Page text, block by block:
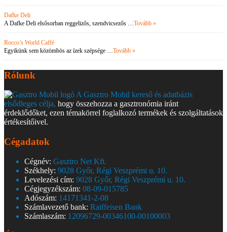
Dafke Deli
A Dafke Deli elsősorban reggelizős, szendvicsezős …Tovább »
Rocco’s World Caffé
Egyikünk sem közömbös az ízek szépsége …Tovább »
Rólunk
A Gasztro Mobil kereső és adatbázis
elsődleges célja, hogy összehozza a gasztronómia iránt
érdeklődőket, ezen témakörrel foglalkozó termékek és szolgáltatások
értékesítőivel.
Cégadatok
Cégnév: Gasztro Net Kft.
Székhely: 9028 Győr, Régi Veszprémi u. 10.
Levelezési cím: 9028 Győr, Régi Veszprémi u. 10.
Cégjegyzékszám: 08-09-015785
Adószám: 14171341-2-08
Számlavezető bank: Raiffeisen Bank
Számlaszám: 12096729-00346100-00100003